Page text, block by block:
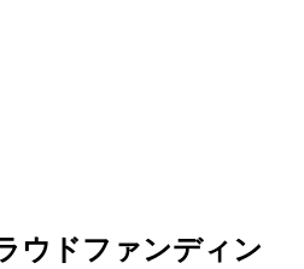
ウドファンディン